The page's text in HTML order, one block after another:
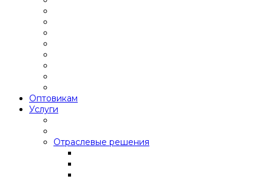
Оптовикам
Услуги
Отраслевые решения